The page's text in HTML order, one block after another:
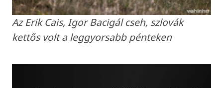
Az Erik Cais, Igor Bacigál cseh, szlovák
kettős volt a leggyorsabb pénteken